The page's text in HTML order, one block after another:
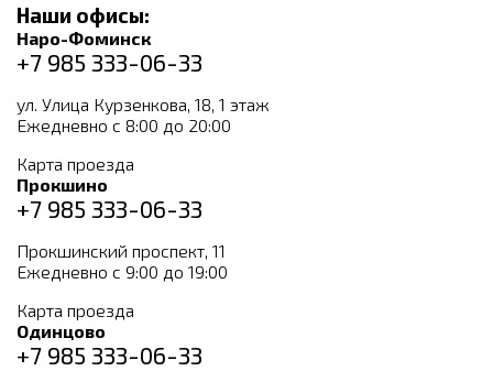
Наши офисы:
Наро-Фоминск
+7 985 333-06-33
ул. Улица Курзенкова, 18, 1 этаж
Ежедневно с 8:00 до 20:00
Карта проезда
Прокшино
+7 985 333-06-33
Прокшинский проспект, 11
Ежедневно с 9:00 до 19:00
Карта проезда
Одинцово
+7 985 333-06-33